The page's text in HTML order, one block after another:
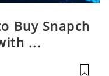
Buy Snapch
...